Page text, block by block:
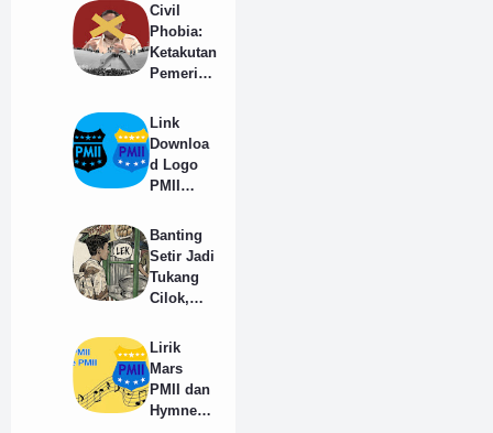
Civil
Phobia:
Ketakutan
Pemerint
Terhadap
Suara
Rakyat
Link
Downloa
d Logo
PMII
Full HD
Format
PNG
Banting
Setir Jadi
Tukang
Cilok,
Tidak
Dipanggil
"Man"
atau
"Lek"
Lirik
Mars
PMII dan
Hymne